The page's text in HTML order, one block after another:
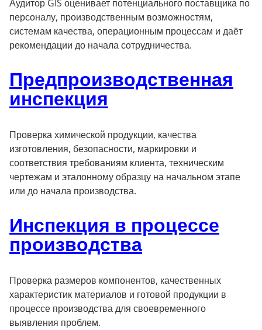
Аудитор GIS оценивает потенциального поставщика по
персоналу, производственным возможностям,
системам качества, операционным процессам и даёт
рекомендации до начала сотрудничества.
Предпроизводственная
инспекция
Проверка химической продукции, качества
изготовления, безопасности, маркировки и
соответствия требованиям клиента, техническим
чертежам и эталонному образцу на начальном этапе
или до начала производства.
Инспекция в процессе
производства
Проверка размеров компонентов, качественных
характеристик материалов и готовой продукции в
процессе производства для своевременного
выявления проблем.